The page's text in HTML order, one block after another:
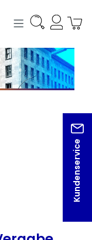
Kundenservice